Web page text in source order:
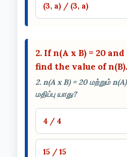
(3, a) / (3, a)
2. If n(A x B) = 20
find the value of n(B).
2. n(A x B) = 20 மற்றும்
மதிப்பு யாது?
4 / 4
15 / 15